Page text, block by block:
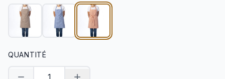
QUANTITÉ